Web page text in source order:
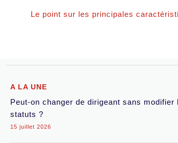
Le point sur les principales
A LA UNE
Peut-on changer de dirigeant sans modifier
statuts ?
15 juillet 2026